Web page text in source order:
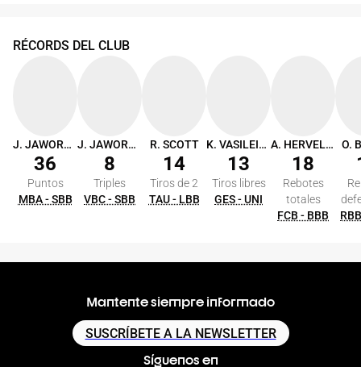
RÉCORDS DEL CLUB
J. JAWORSKI
36
Puntos
MBA - SBB
J. JAWORSKI
8
Triples
VBC - SBB
R. SCOTT
14
Tiros de 2
TAU - LBB
K. VASILEIADIS
13
Tiros libres
GES - UNI
A. HERVELLE
18
Rebotes
totales
FCB - BBB
O.
Mantente siempre informado
SUSCRÍBETE A LA NEWSLETTER
Síguenos en